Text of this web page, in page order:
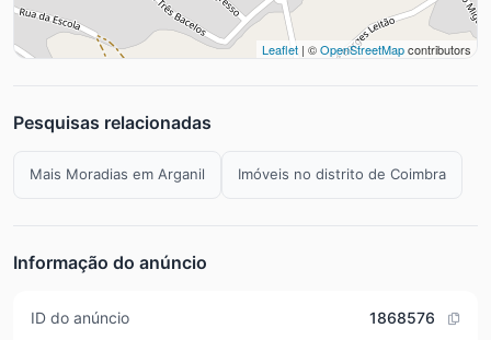
Leaflet | ©OpenStreetMapcontributors
Pesquisas relacionadas
Mais Moradias em Arganil Imóveis no distrito de Coimbra
Informação do anúncio
ID do anúncio 1868576